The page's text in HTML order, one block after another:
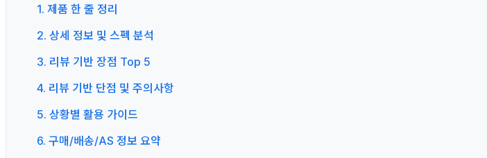
1. 제품 한 줄 정리
2. 상세 정보 및 스펙 분석
3. 리뷰 기반 장점 Top 5
4. 리뷰 기반 단점 및 주의사항
5. 상황별 활용 가이드
6. 구매/배송/AS 정보 요약